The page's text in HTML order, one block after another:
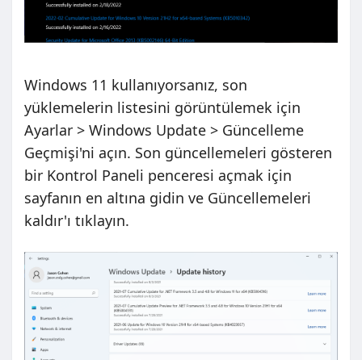
Windows 11 kullanıyorsanız, son
yüklemelerin listesini görüntülemek için
Ayarlar > Windows Update > Güncelleme
Geçmişi'ni açın. Son güncellemeleri gösteren
bir Kontrol Paneli penceresi açmak için
sayfanın en altına gidin ve Güncellemeleri
kaldır'ı tıklayın.